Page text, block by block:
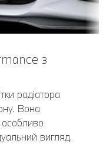
з
радіатора
Вона
вигляд.
безпечно
або дитячі